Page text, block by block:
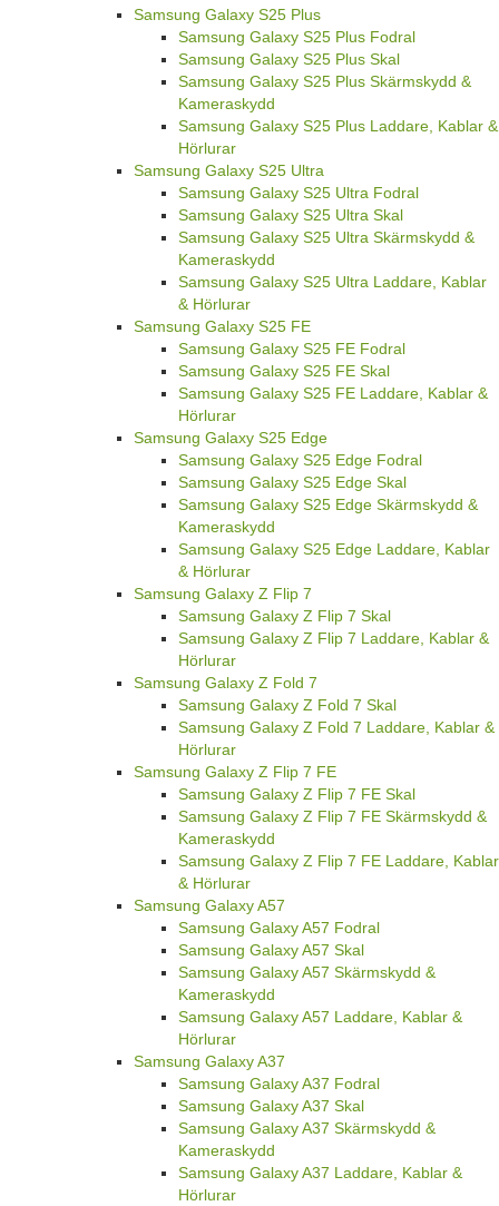
Samsung Galaxy S25 Plus
Samsung Galaxy S25 Plus Fodral
Samsung Galaxy S25 Plus Skal
Samsung Galaxy S25 Plus Skärmskydd &
Kameraskydd
Samsung Galaxy S25 Plus Laddare, Kablar &
Hörlurar
Samsung Galaxy S25 Ultra
Samsung Galaxy S25 Ultra Fodral
Samsung Galaxy S25 Ultra Skal
Samsung Galaxy S25 Ultra Skärmskydd &
Kameraskydd
Samsung Galaxy S25 Ultra Laddare, Kablar
& Hörlurar
Samsung Galaxy S25 FE
Samsung Galaxy S25 FE Fodral
Samsung Galaxy S25 FE Skal
Samsung Galaxy S25 FE Laddare, Kablar &
Hörlurar
Samsung Galaxy S25 Edge
Samsung Galaxy S25 Edge Fodral
Samsung Galaxy S25 Edge Skal
Samsung Galaxy S25 Edge Skärmskydd &
Kameraskydd
Samsung Galaxy S25 Edge Laddare, Kablar
& Hörlurar
Samsung Galaxy Z Flip 7
Samsung Galaxy Z Flip 7 Skal
Samsung Galaxy Z Flip 7 Laddare, Kablar &
Hörlurar
Samsung Galaxy Z Fold 7
Samsung Galaxy Z Fold 7 Skal
Samsung Galaxy Z Fold 7 Laddare, Kablar &
Hörlurar
Samsung Galaxy Z Flip 7 FE
Samsung Galaxy Z Flip 7 FE Skal
Samsung Galaxy Z Flip 7 FE Skärmskydd &
Kameraskydd
Samsung Galaxy Z Flip 7 FE Laddare, Kablar
& Hörlurar
Samsung Galaxy A57
Samsung Galaxy A57 Fodral
Samsung Galaxy A57 Skal
Samsung Galaxy A57 Skärmskydd &
Kameraskydd
Samsung Galaxy A57 Laddare, Kablar &
Hörlurar
Samsung Galaxy A37
Samsung Galaxy A37 Fodral
Samsung Galaxy A37 Skal
Samsung Galaxy A37 Skärmskydd &
Kameraskydd
Samsung Galaxy A37 Laddare, Kablar &
Hörlurar